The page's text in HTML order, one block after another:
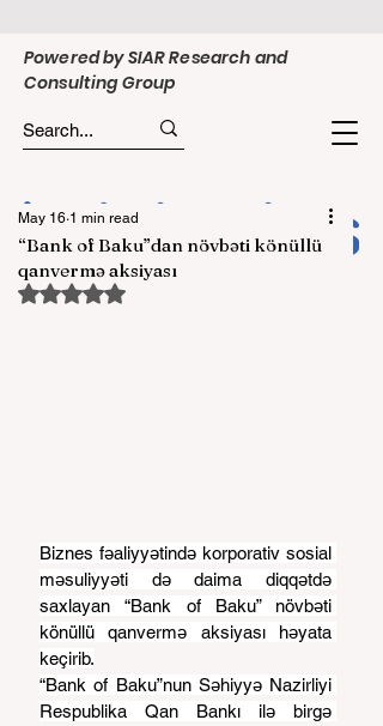
Powered by SIAR Research and
Consulting Group
“Bank of Baku”dan növbəti könüllü
qanvermə aksiyası
May 16 1 min read
Rated NaN out of 5 stars.
Biznes fəaliyyətində korporativ sosial
məsuliyyəti də daima diqqətdə
saxlayan “Bank of Baku” növbəti
könüllü qanvermə aksiyası həyata
keçirib.
“Bank of Baku”nun Səhiyyə Nazirliyi
Respublika Qan Bankı ilə birgə